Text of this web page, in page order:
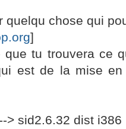
quelqu chose qui
]
que tu trouvera ce
est de la mise
> sid2.6.32 dist i386